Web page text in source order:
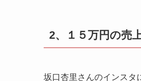
2、１５万円の売
坂口杏里さんのインスタ